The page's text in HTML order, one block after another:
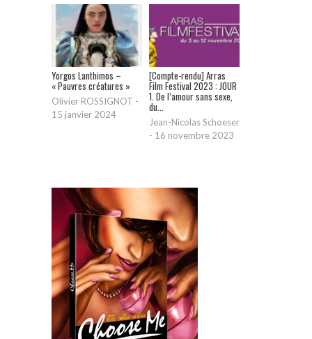
Yorgos Lanthimos –
« Pauvres créatures »
Olivier ROSSIGNOT -
15 janvier 2024
[Compte-rendu] Arras
Film Festival 2023 : JOUR
1. De l’amour sans sexe,
du...
Jean-Nicolas Schoeser
- 16 novembre 2023